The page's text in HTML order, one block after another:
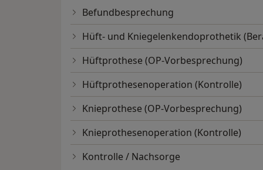
Befundbesprechung
Hüft- und Kniegelenkendoprothetik
Hüftprothese (OP-Vorbesprechung)
Hüftprothesenoperation (Kontrolle)
Knieprothese (OP-Vorbesprechung)
Knieprothesenoperation (Kontrolle)
Kontrolle / Nachsorge